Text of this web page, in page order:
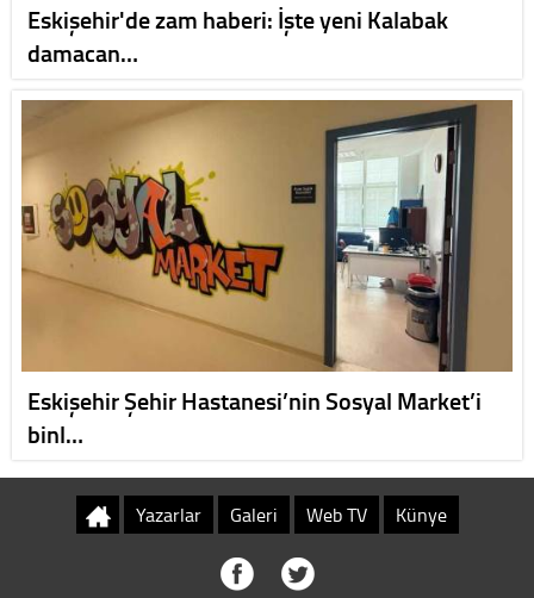
Eskişehir'de zam haberi: İşte yeni Kalabak
damacan…
Eskişehir Şehir Hastanesi’nin Sosyal Market’i
binl…
Yazarlar Galeri Web TV Künye